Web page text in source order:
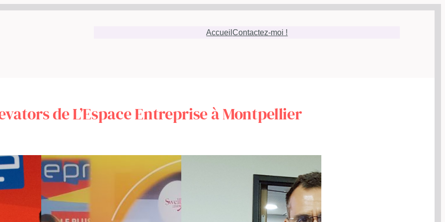
AccueilContactez-moi !
de L’Espace Entreprise à Montpellier